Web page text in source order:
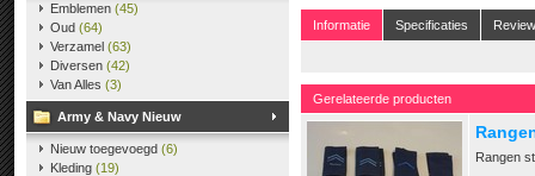
Emblemen (45)
Oud (64)
Verzamel (63)
Diversen (42)
Van Alles (3)
Army & Navy Nieuw
Nieuw toegevoegd (6)
Kleding (19)
Informatie Specificaties
Gerelateerde producten
Rangen